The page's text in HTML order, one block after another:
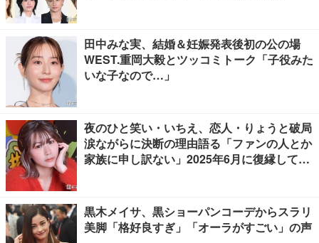
田中みな実、結婚＆妊娠発表後初の公の場
WEST.重岡大毅とツッコミトーク「子役みた
いな子なので…」
夜のひと笑い・いちえ、恋人・りょうと破局
涙ながらに決断の理由語る「ファンの人とか
家族に申し訳ない」2025年6月に復縁してい
黒木メイサ、黒ショーパンコーデからスラリ
美脚「格好良すぎ」「オーラがすごい」の声